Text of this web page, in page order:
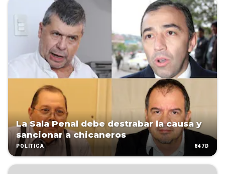
La Sala Penal debe destrabar la causa y
sancionar a chicaneros
POLÍTICA 847D